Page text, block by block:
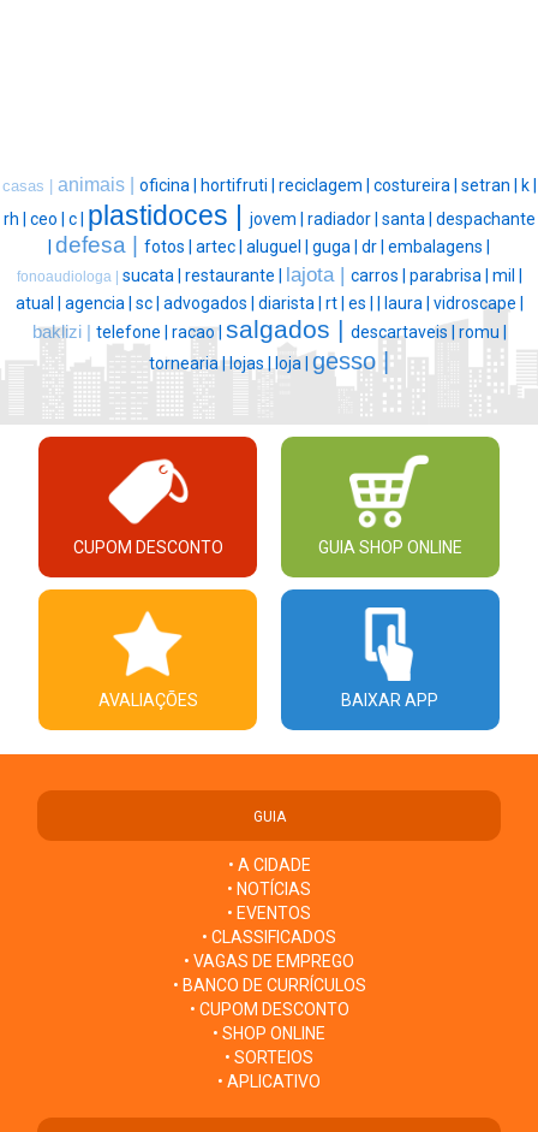
casas | animais | oficina | hortifruti | reciclagem | costureira | setran |
k |
rh | ceo | c | plastidoces | jovem | radiador | santa | despachante
defesa | fotos | artec | aluguel | guga | dr | embalagens |
fonoaudiologa | sucata | restaurante | lajota | carros | parabrisa | mil |
atual | agencia | sc | advogados | diarista | rt | es | laura | vidroscape |
baklizi | telefone | racao | salgados | descartaveis | romu |
tornearia |lojas | loja | gesso |
CUPOM DESCONTO GUIA SHOP ONLINE
AVALIAÇÕES BAIXAR APP
GUIA
• A CIDADE
• NOTÍCIAS
• EVENTOS
• CLASSIFICADOS
• VAGAS DE EMPREGO
• BANCO DE CURRÍCULOS
• CUPOM DESCONTO
• SHOP ONLINE
• SORTEIOS
• APLICATIVO